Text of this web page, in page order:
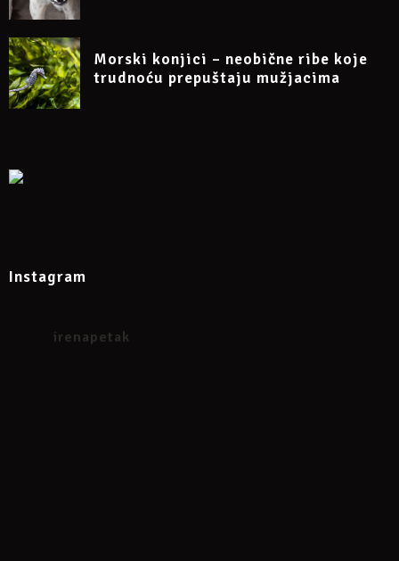
Morski konjici – neobične ribe koje
trudnoću prepuštaju mužjacima
Instagram
irenapetak